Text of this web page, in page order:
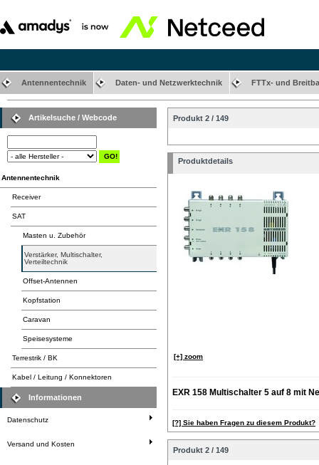
Antennentechnik Daten- und Netzwerktechnik FTTx- und
Artikelsuche / Webcode
Antennentechnik
Receiver
SAT
Masten u. Zubehör
Verstärker, Multischalter,
Verteiltechnik
Offset-Antennen
Kopfstation
Caravan
Speisesysteme
Terrestrik / BK
Kabel / Leitung / Konnektoren
Informationen
Datenschutz
Versand und Kosten
Produkt 2 / 149
Produktdetails
[+] zoom
EXR 158 Multischalter 5 auf 8 mit
[?] Sie haben Fragen zu diesem Produkt?
Produkt 2 / 149